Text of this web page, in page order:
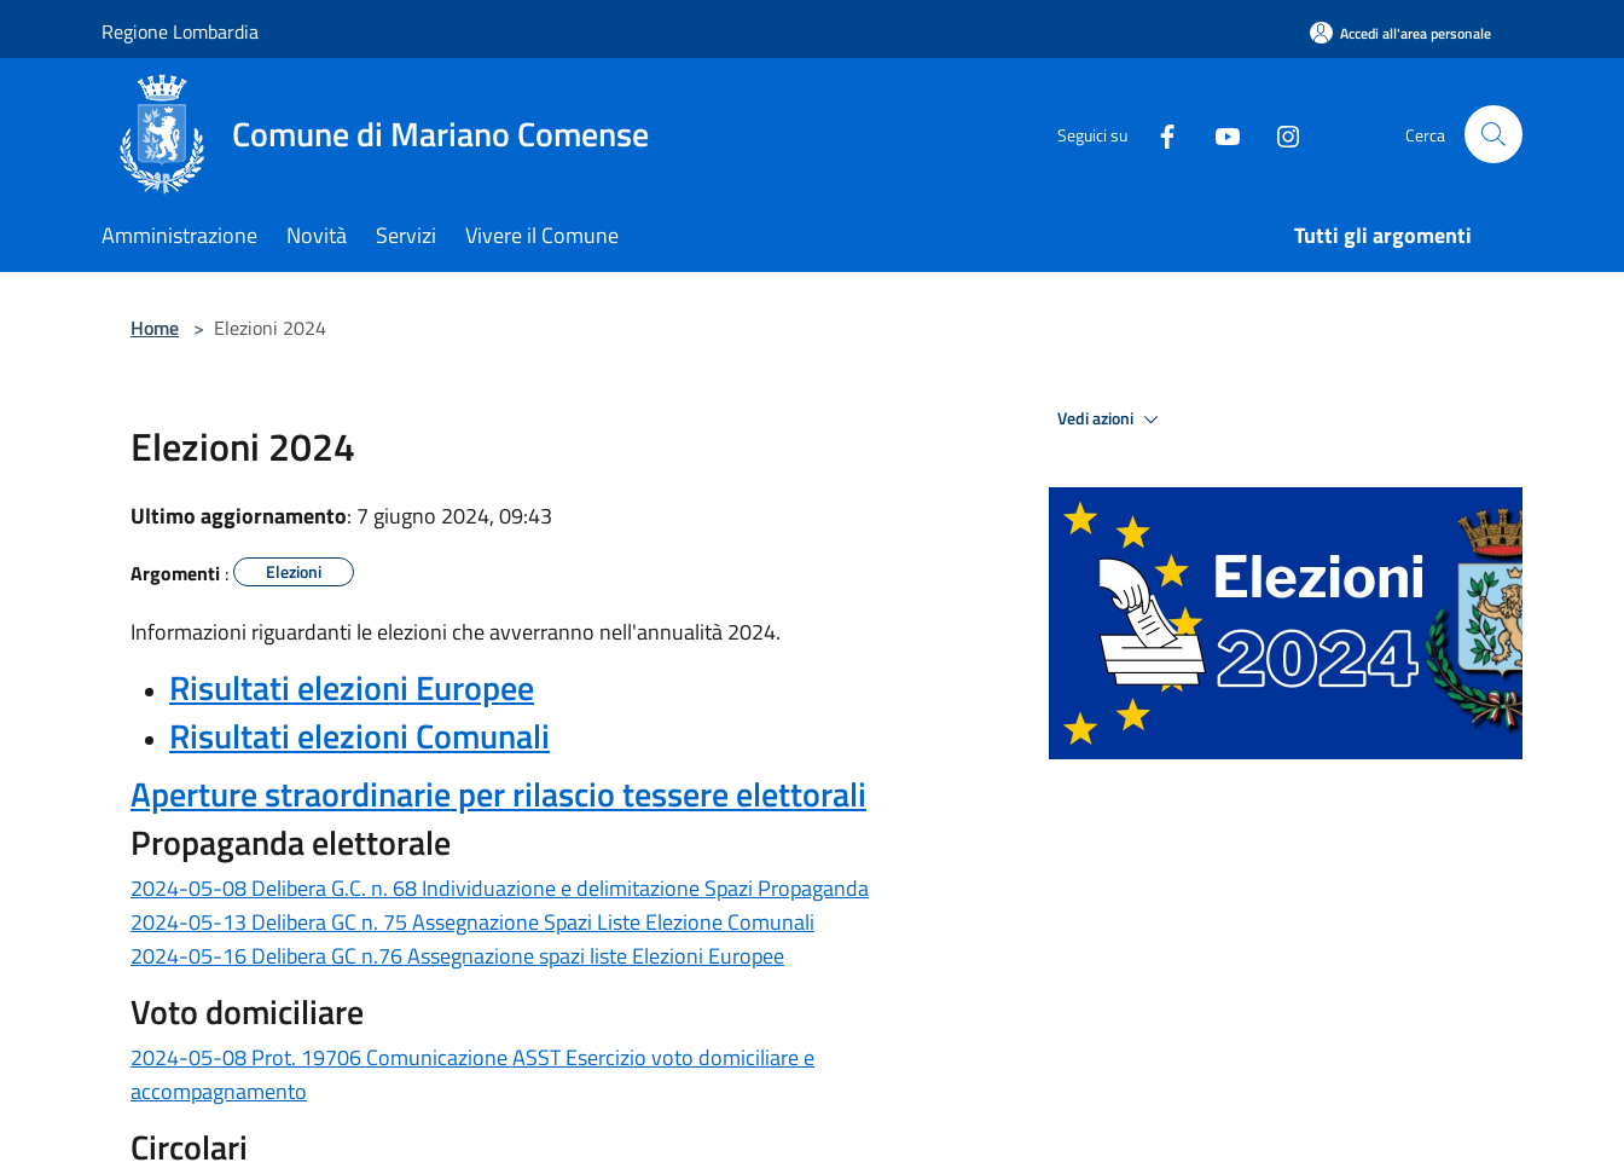
Regione Lombardia Accedi all'area personale
Comune di Mariano Comense Seguici su Cerca
Amministrazione Novità Servizi Vivere il Comune Tutti gli argomenti
Home > Elezioni 2024
Elezioni 2024
Ultimo aggiornamento: 7 giugno 2024, 09:43
Argomenti : Elezioni
Informazioni riguardanti le elezioni che avverranno nell'annualità 2024.
Risultati elezioni Europee
Risultati elezioni Comunali
Aperture straordinarie per rilascio tessere elettorali
Propaganda elettorale
2024-05-08 Delibera G.C. n. 68 Individuazione e delimitazione Spazi Propaganda
2024-05-13 Delibera GC n. 75 Assegnazione Spazi Liste Elezione Comunali
2024-05-16 Delibera GC n.76 Assegnazione spazi liste Elezioni Europee
Voto domiciliare
2024-05-08 Prot. 19706 Comunicazione ASST Esercizio voto domiciliare e
accompagnamento
Circolari
Vedi azioni